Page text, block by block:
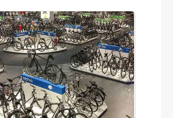
Kette
Shimano LG500
Rücklicht
RZ-100EB LED